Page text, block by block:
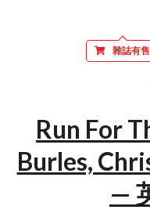
雜誌有售
Run For
Burles,
—